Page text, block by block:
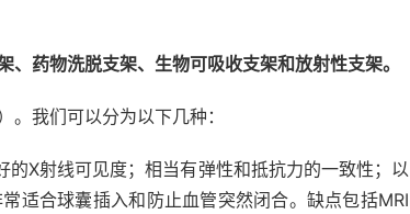
、药物洗脱支架、生物可吸收支架和放射性支架。
我们可以分为以下几种：
X射线可见度；相当有弹性和抵抗力的一致性；以
适合球囊插入和防止血管突然闭合。缺点包括MRI